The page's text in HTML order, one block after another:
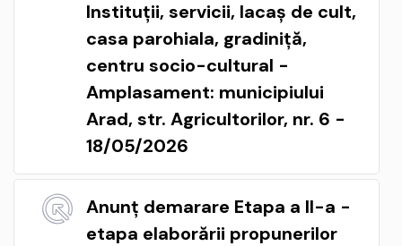
Instituții, servicii, lacaș de cult,
casa parohiala, gradiniță,
centru socio-cultural -
Amplasament: municipiului
Arad, str. Agricultorilor, nr. 6 -
18/05/2026
Anunț demarare Etapa a II-a -
etapa elaborării propunerilor